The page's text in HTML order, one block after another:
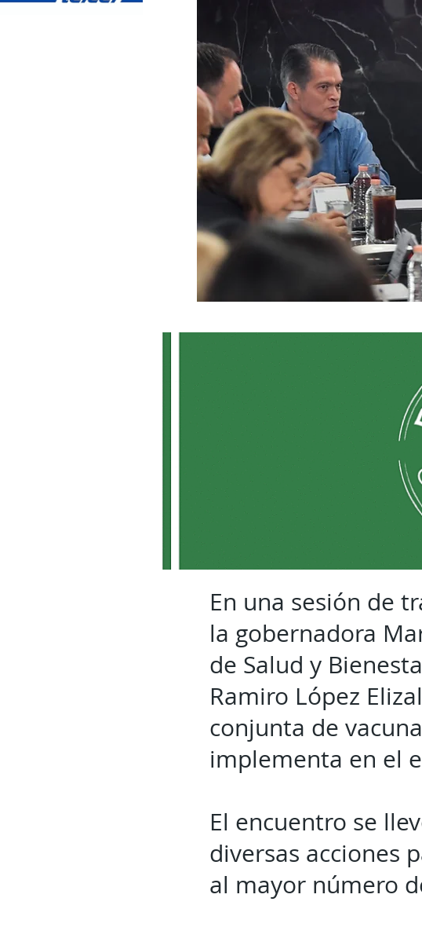
En una sesión de
la gobernadora
de Salud y
Ramiro López
conjunta de
implementa en el
El encuentro se
diversas acciones
al mayor número